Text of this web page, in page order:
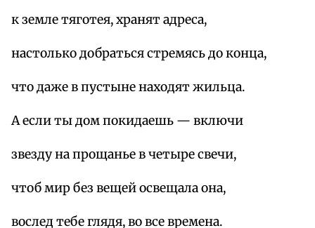
к земле тяготея, хранят адреса,
настолько добраться стремясь до конца,
что даже в пустыне находят жильца.
А если ты дом покидаешь — включи
звезду на прощанье в четыре свечи,
чтоб мир без вещей освещала она,
вослед тебе глядя, во все времена.